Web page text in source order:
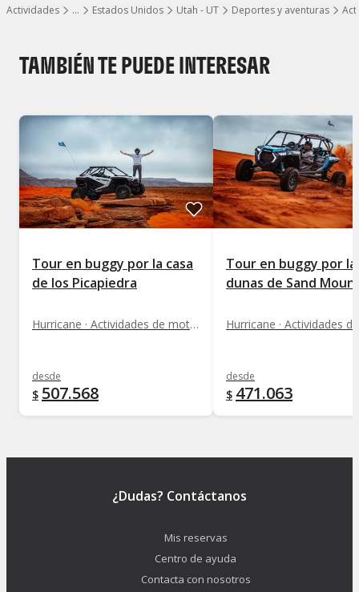
…
Mostrar todos los niveles
Actividades Estados Unidos Utah - UT Deportes y aventuras
TAMBIÉN TE PUEDE INTERESAR
Tour en buggy por la casa
de los Picapiedra
Hurricane · Actividades de motor
desde
$ 507.568
Tour en buggy por
dunas de Sand
desde
$ 471.063
¿Dudas? Contáctanos
Mis reservas
Centro de ayuda
Contacta con nosotros